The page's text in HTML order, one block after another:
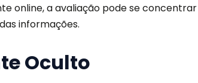
online, a avaliação pode se concentrar
informações.
Oculto